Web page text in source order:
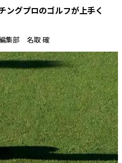
ングプロのゴルフが上手く
集部 名取 確